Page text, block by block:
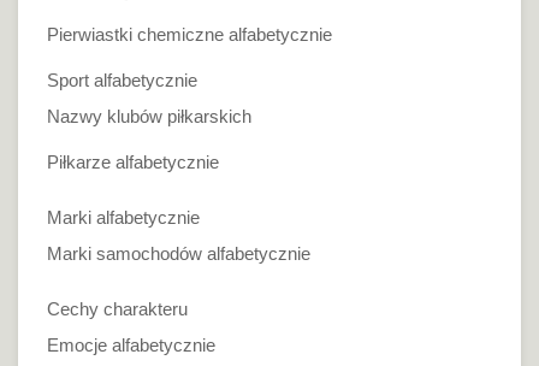
Pierwiastki chemiczne alfabetycznie
Sport alfabetycznie
Nazwy klubów piłkarskich
Piłkarze alfabetycznie
Marki alfabetycznie
Marki samochodów alfabetycznie
Cechy charakteru
Emocje alfabetycznie